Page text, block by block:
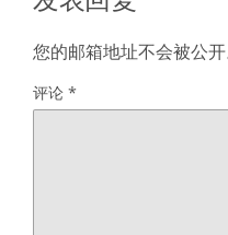
您的邮箱地址不会被公开
评论 *